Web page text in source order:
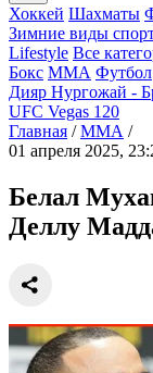
Хоккей Шахматы
Зимние виды
Lifestyle Все
Бокс ММА Футбол
Дияр Нургожай -
UFC Vegas 120
Главная / ММА /
01 апреля 2025,
Белал
Деллу